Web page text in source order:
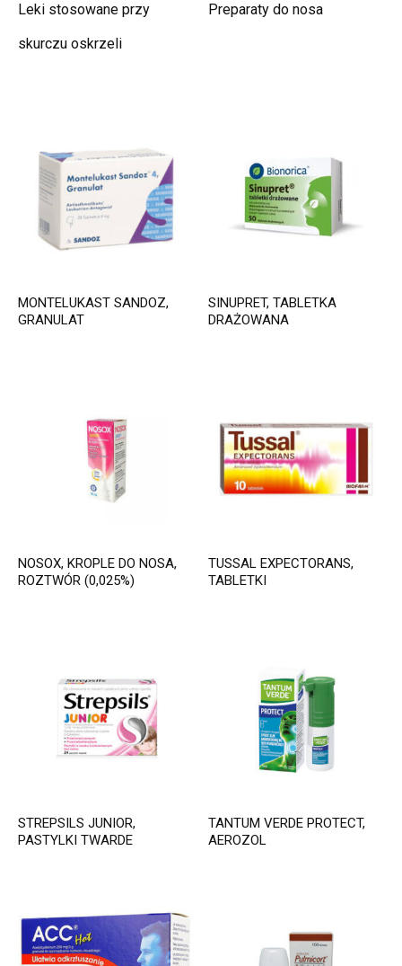
Leki stosowane przy
skurczu oskrzeli
Preparaty do nosa
MONTELUKAST SANDOZ,
GRANULAT
SINUPRET, TABLETKA
DRAŻOWANA
NOSOX, KROPLE DO NOSA,
ROZTWÓR (0,025%)
TUSSAL EXPECTORANS,
TABLETKI
STREPSILS JUNIOR,
PASTYLKI TWARDE
TANTUM VERDE PROTECT,
AEROZOL